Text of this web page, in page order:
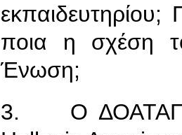
εκπαιδευτηρίου;
ποια η σχέση
Ένωση;
3. Ο ΔΟΑΤΑΠ